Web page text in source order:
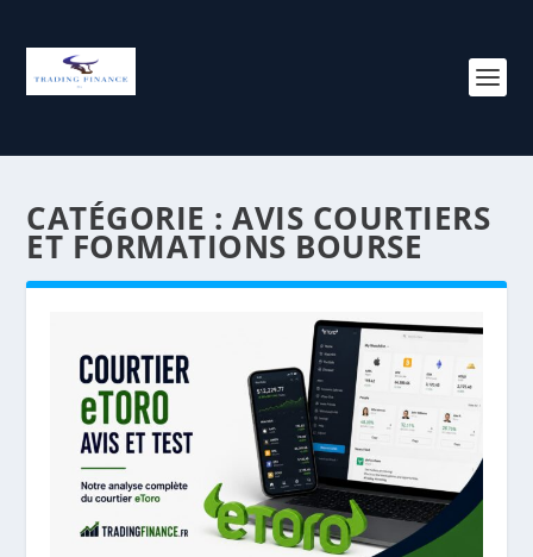
CATÉGORIE :AVIS COURTIERS
ET FORMATIONS BOURSE